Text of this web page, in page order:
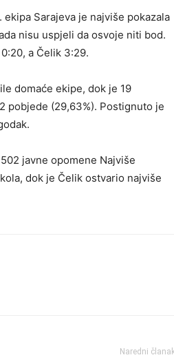
Sarajeva je najviše pokazala
nisu uspjeli da osvoje niti bod.
a Čelik 3:29.
domaće ekipe, dok je 19
pobjede (29,63%). Postignuto je
javne opomene Najviše
dok je Čelik ostvario najviše
Naredni